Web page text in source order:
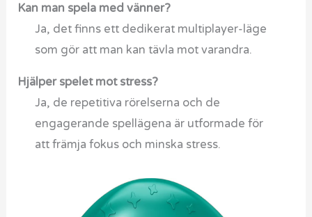
Kan man spela med vänner?
Ja, det finns ett dedikerat multiplayer-läge
som gör att man kan tävla mot varandra.
Hjälper spelet mot stress?
Ja, de repetitiva rörelserna och de
engagerande spellägena är utformade för
att främja fokus och minska stress.